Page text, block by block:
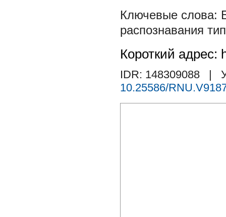
распознавания
Короткий адрес:
IDR: 148309088
|
10.25586/